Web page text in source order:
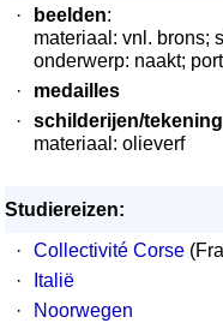
·
beelden:
materiaal: vnl. brons;
onderwerp: naakt;
·
medailles
·
schilderijen/
materiaal: olieverf
Studiereizen:
·
Collectivité Corse
·
Italië
·
Noorwegen